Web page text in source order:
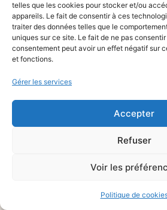
telles que les cookies pour stocker et/ou
appareils. Le fait de consentir à ces
traiter des données telles que le
uniques sur ce site. Le fait de ne pas
consentement peut avoir un effet négatif sur
et fonctions.
Gérer les services
Accepter
Refuser
Voir les
Politique de